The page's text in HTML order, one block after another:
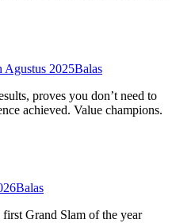
Agustus 2025Balas
proves you don’t need to
achieved. Value champions.
Balas
Grand Slam of the year